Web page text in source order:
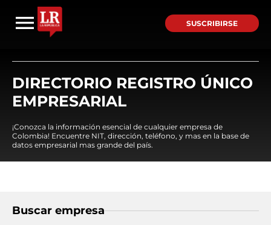
SUSCRIBIRSE
DIRECTORIO REGISTRO ÚNICO
EMPRESARIAL
¡Conozca la información esencial de cualquier empresa de
Colombia! Encuentre NIT, dirección, teléfono, y mas en la base de
datos empresarial mas grande del país.
Buscar empresa